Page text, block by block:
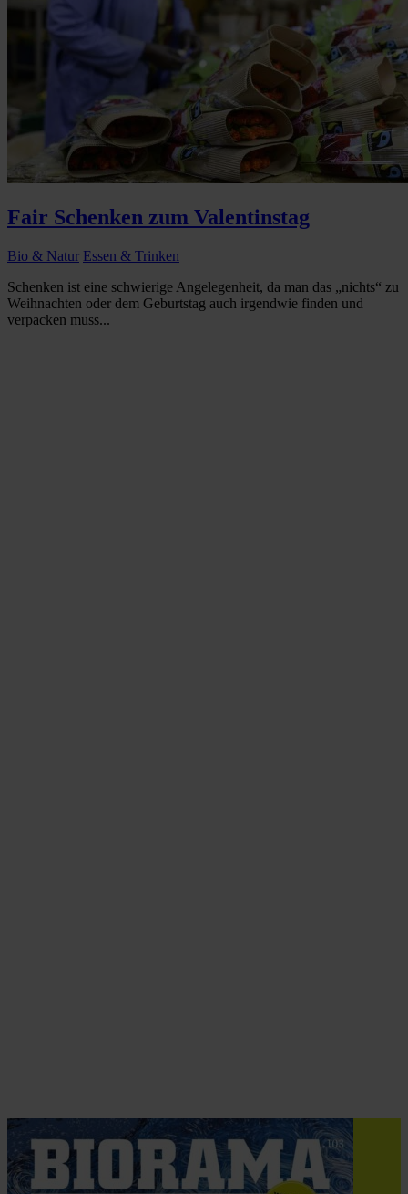
Fair Schenken zum Valentinstag
Bio & Natur Essen & Trinken
Schenken ist eine schwierige Angelegenheit, da man das „nichts“ zu
Weihnachten oder dem Geburtstag auch irgendwie finden und
verpacken muss...